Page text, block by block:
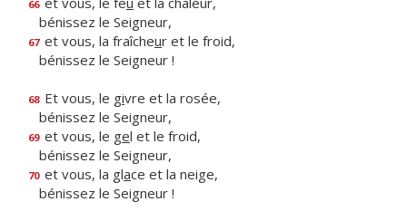
66
bénissez le Seigneur,
67 et vous, la fraîcheur et le froid,
bénissez le Seigneur !
68 Et vous, le givre et la rosée,
bénissez le Seigneur,
69 et vous, le gel et le froid,
bénissez le Seigneur,
70 et vous, la glace et la neige,
bénissez le Seigneur !